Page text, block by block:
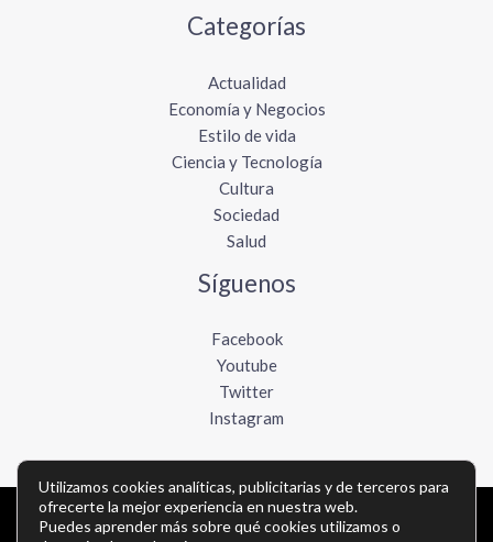
Categorías
Actualidad
Economía y Negocios
Estilo de vida
Ciencia y Tecnología
Cultura
Sociedad
Salud
Síguenos
Facebook
Youtube
Twitter
Instagram
Copyright © Todos los derechos reservados -
Utilizamos cookies analíticas, publicitarias y de terceros para
ofrecerte la mejor experiencia en nuestra web.
Puedes aprender más sobre qué cookies utilizamos o